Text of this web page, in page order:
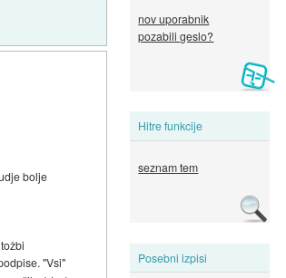
nov uporabnik
pozabili geslo?
Hitre funkcije
seznam tem
Posebni izpisi
bolje
"Vsi"